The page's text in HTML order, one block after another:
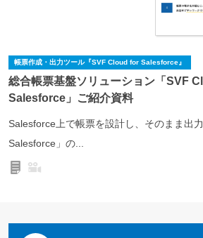
帳票作成・出力ツール『SVF Cloud for Salesforce』
総合帳票基盤ソリューション「SVF
Salesforce」ご紹介資料
Salesforce上で帳票を設計し、そのまま出
Salesforce」の...
ドキュメント